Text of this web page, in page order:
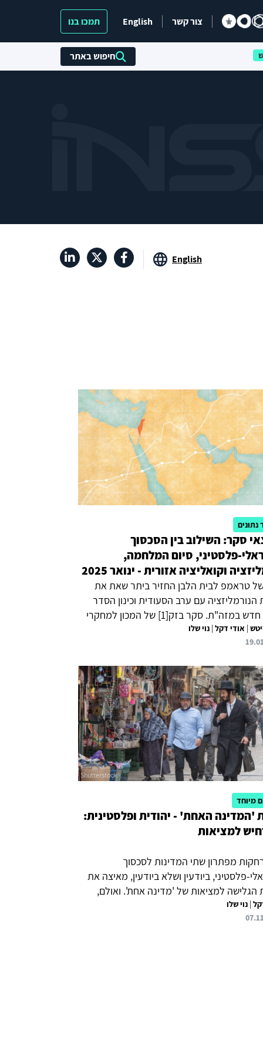
צור קשר English תמכו בנו
חיפוש באתר
English
נתונים
סקר: השילוב בין הסכסוך
פלסטיני, סיום המלחמה,
וקואליציה אזורית - ינואר 2025
של טראמפ לבית הלבן החזיר ביתר שאת את
הנורמליזציה עם ערב הסעודית וכינון הסדר
אזורי חדש במזה"ת. סקר בזק[1] של המכון למחקרי
לאומי, נערך בתחילת חודש ינואר על מנת
סוגיות אלה בקרב הציבור הישראלי. על פי נתוני
החטופים והפסקת אש כשבועיים לפני
יצאה לפועל. כמו כן, רוב הציבור הישראלי
בהשתלבות המתווה לשחרור החטופים עם סדר
חדש במזה״ת הכולל הסכם שלום עם סעודיה,
קואליציה אזורית נגד איראן וכן מסלול
מהפלסטינים, בגיבוי ממשל טראמפ
ערב...
| אודי דקל| נוי שלו
מיוחד
'המדינה האחת' - יהודית ופלסטינית:
למציאות
מפתרון שתי המדינות לסכסוך
פלסטיני, ביודעין ושלא ביודעין, מאיצה את
הגלישה למציאות של 'מדינה אחת'. ואולם,
ששני העמים יכולים לחיות בכפיפה אחת
לשכל הישר, לאחר עשרות שנים של סכסוך
| נוי שלו